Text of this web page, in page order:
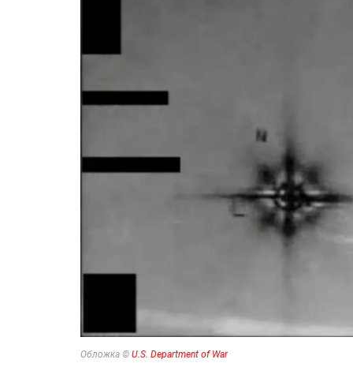
Обложка © U.S. Department of War